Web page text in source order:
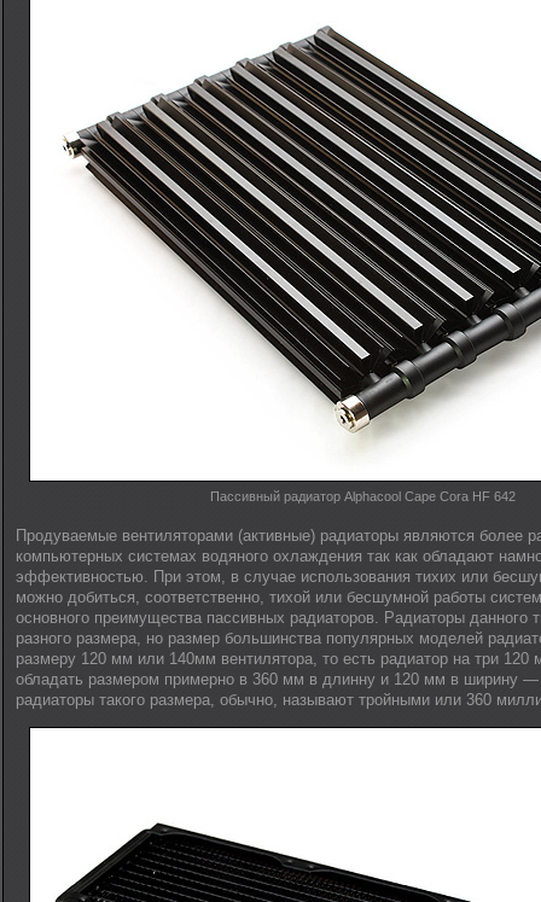
Пассивный радиатор Alphacool Cape Cora HF 642
Продуваемые вентиляторами (активные) радиаторы являются более
компьютерных системах водяного охлаждения так как обладают
эффективностью. При этом, в случае использования тихих или
можно добиться, соответственно, тихой или бесшумной работы
основного преимущества пассивных радиаторов. Радиаторы данного
разного размера, но размер большинства популярных моделей
размеру 120 мм или 140мм вентилятора, то есть радиатор на три 120
обладать размером примерно в 360 мм в длинну и 120 мм в ширину —
радиаторы такого размера, обычно, называют тройными или 360